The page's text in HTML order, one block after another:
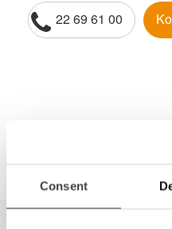
Consent
22 69 61 00